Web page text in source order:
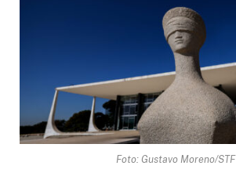
Foto: Gustavo Moreno/STF